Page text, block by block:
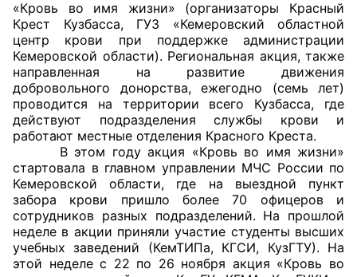
Главная
Общественные советы
Общественные советы при территориальных
органах федеральных органов
исполнительной власти
Общественные советы по проведению
независимой оценки качества условий
оказания услуг
«Кровь во имя жизни» (организаторы Красный
Крест Кузбасса, ГУЗ «Кемеровский областной
центр крови при поддержке администрации
Кемеровской области). Региональная акция, также
направленная на развитие движения
добровольного донорства, ежегодно (семь лет)
проводится на территории всего Кузбасса, где
действуют подразделения службы крови и
работают местные отделения Красного Креста.
В этом году акция «Кровь во имя жизни»
стартовала в главном управлении МЧС России по
Кемеровской области, где на выездной пункт
забора крови пришло более 70 офицеров и
сотрудников разных подразделений. На прошлой
неделе в акции приняли участие студенты высших
учебных заведений (КемТИПа, КГСИ, КузГТУ). На
этой неделе с 22 по 26 ноября акция «Кровь во